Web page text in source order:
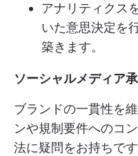
アナリティクス
いた意思決定を
築きます。
ソーシャルメディア
ブランドの一貫性を
ンや規制要件へのコ
法に疑問をお持ちで